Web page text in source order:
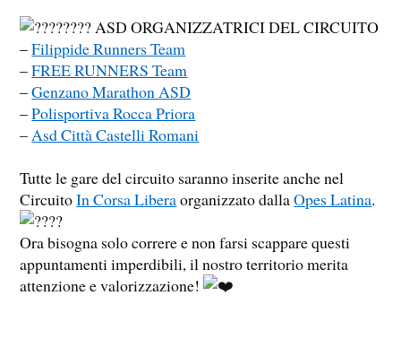
ASD ORGANIZZATRICI DEL CIRCUITO
–Filippide Runners Team
–FREE RUNNERS Team
–Genzano Marathon ASD
–Polisportiva Rocca Priora
–Asd Città Castelli Romani
Tutte le gare del circuito saranno inserite anche nel
CircuitoIn Corsa Liberaorganizzato dallaOpes Latina.
Ora bisogna solo correre e non farsi scappare questi
appuntamenti imperdibili, il nostro territorio merita
attenzione e valorizzazione!